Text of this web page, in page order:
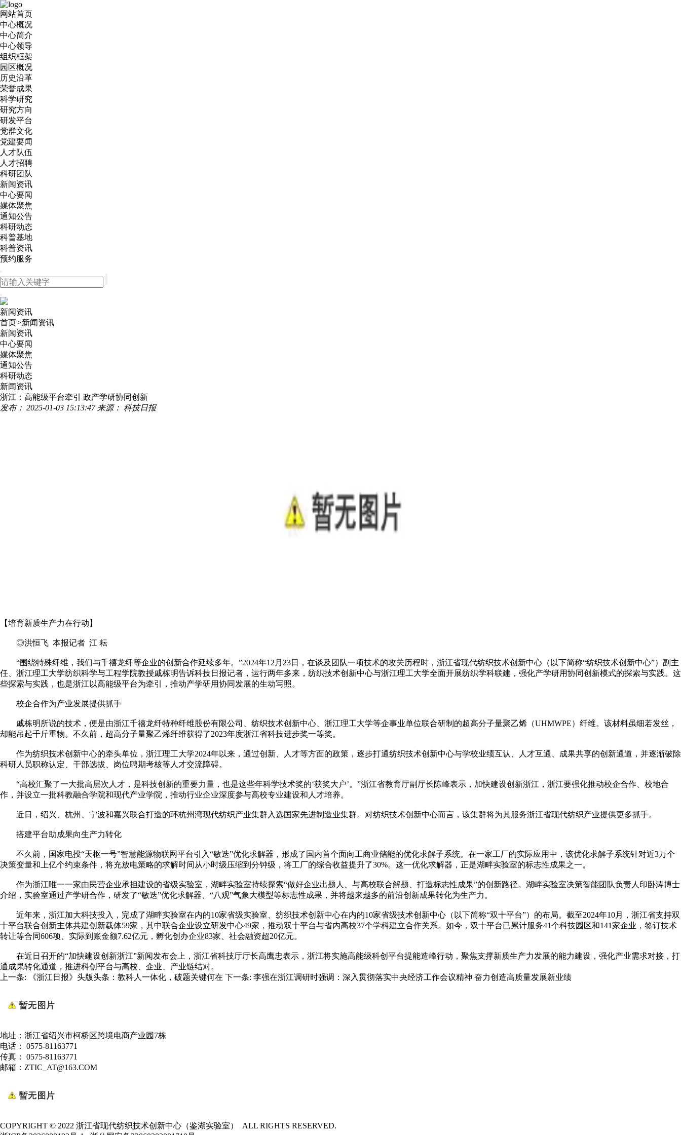
网站首页
中心概况
中心简介
中心领导
组织框架
园区概况
历史沿革
荣誉成果
科学研究
研究方向
研发平台
党群文化
党建要闻
人才队伍
人才招聘
科研团队
新闻资讯
中心要闻
媒体聚焦
通知公告
科研动态
科普基地
科普资讯
预约服务
新闻资讯
首页>新闻资讯
新闻资讯
中心要闻
媒体聚焦
通知公告
科研动态
新闻资讯
浙江：高能级平台牵引 政产学研协同创新
发布： 2025-01-03 15:13:47 来源： 科技日报
【培育新质生产力在行动】
◎洪恒飞 本报记者 江 耘
“围绕特殊纤维，我们与千禧龙纤等企业的创新合作延续多年。”2024年12月23日，在谈及团队一项技术的攻关历程时，浙江省现代纺织技术创新中心（以下简称“纺织技术创新中心”）副主
任、浙江理工大学纺织科学与工程学院教授戚栋明告诉科技日报记者，运行两年多来，纺织技术创新中心与浙江理工大学全面开展纺织学科联建，强化产学研用协同创新模式的探索与实践。这
些探索与实践，也是浙江以高能级平台为牵引，推动产学研用协同发展的生动写照。
校企合作为产业发展提供抓手
戚栋明所说的技术，便是由浙江千禧龙纤特种纤维股份有限公司、纺织技术创新中心、浙江理工大学等企事业单位联合研制的超高分子量聚乙烯（UHMWPE）纤维。该材料虽细若发丝，
却能吊起千斤重物。不久前，超高分子量聚乙烯纤维获得了2023年度浙江省科技进步奖一等奖。
作为纺织技术创新中心的牵头单位，浙江理工大学2024年以来，通过创新、人才等方面的政策，逐步打通纺织技术创新中心与学校业绩互认、人才互通、成果共享的创新通道，并逐渐破除
科研人员职称认定、干部选拔、岗位聘期考核等人才交流障碍。
“高校汇聚了一大批高层次人才，是科技创新的重要力量，也是这些年科学技术奖的‘获奖大户’。”浙江省教育厅副厅长陈峰表示，加快建设创新浙江，浙江要强化推动校企合作、校地合
作，并设立一批科教融合学院和现代产业学院，推动行业企业深度参与高校专业建设和人才培养。
近日，绍兴、杭州、宁波和嘉兴联合打造的环杭州湾现代纺织产业集群入选国家先进制造业集群。对纺织技术创新中心而言，该集群将为其服务浙江省现代纺织产业提供更多抓手。
搭建平台助成果向生产力转化
不久前，国家电投“天枢一号”智慧能源物联网平台引入“敏迭”优化求解器，形成了国内首个面向工商业储能的优化求解子系统。在一家工厂的实际应用中，该优化求解子系统针对近3万个
决策变量和上亿个约束条件，将充放电策略的求解时间从小时级压缩到分钟级，将工厂的综合收益提升了30%。这一优化求解器，正是湖畔实验室的标志性成果之一。
作为浙江唯一一家由民营企业承担建设的省级实验室，湖畔实验室持续探索“做好企业出题人、与高校联合解题、打造标志性成果”的创新路径。湖畔实验室决策智能团队负责人印卧涛博士
介绍，实验室通过产学研合作，研发了“敏迭”优化求解器、“八观”气象大模型等标志性成果，并将越来越多的前沿创新成果转化为生产力。
近年来，浙江加大科技投入，完成了湖畔实验室在内的10家省级实验室、纺织技术创新中心在内的10家省级技术创新中心（以下简称“双十平台”）的布局。截至2024年10月，浙江省支持双
十平台联合创新主体共建创新载体59家，其中联合企业设立研发中心49家，推动双十平台与省内高校37个学科建立合作关系。如今，双十平台已累计服务41个科技园区和141家企业，签订技术
转让等合同606项、实际到账金额7.62亿元，孵化创办企业83家、社会融资超20亿元。
在近日召开的“加快建设创新浙江”新闻发布会上，浙江省科技厅厅长高鹰忠表示，浙江将实施高能级科创平台提能造峰行动，聚焦支撑新质生产力发展的能力建设，强化产业需求对接，打
通成果转化通道，推进科创平台与高校、企业、产业链结对。
上一条:
《浙江日报》头版头条：教科人一体化，破题关键何在 下一条: 李强在浙江调研时强调：深入贯彻落实中央经济工作会议精神 奋力创造高质量发展新业绩
地址：浙江省绍兴市柯桥区跨境电商产业园7栋
电话： 0575-81163771
传真： 0575-81163771
邮箱：ZTIC_AT@163.COM
COPYRIGHT © 2022 浙江省现代纺织技术创新中心（鉴湖实验室） ALL RIGHTS RESERVED.